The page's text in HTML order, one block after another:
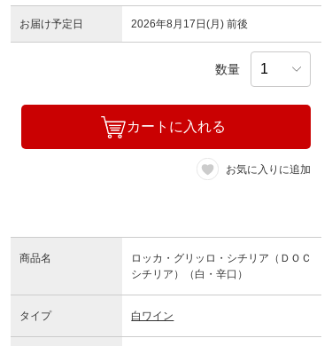
お届け予定日 2026年8月17日(月) 前後
数量
カートに入れる
お気に入りに追加
商品名
ロッカ・グリッロ・シチリア（ＤＯＣ
シチリア）（白・辛口）
タイプ 白ワイン